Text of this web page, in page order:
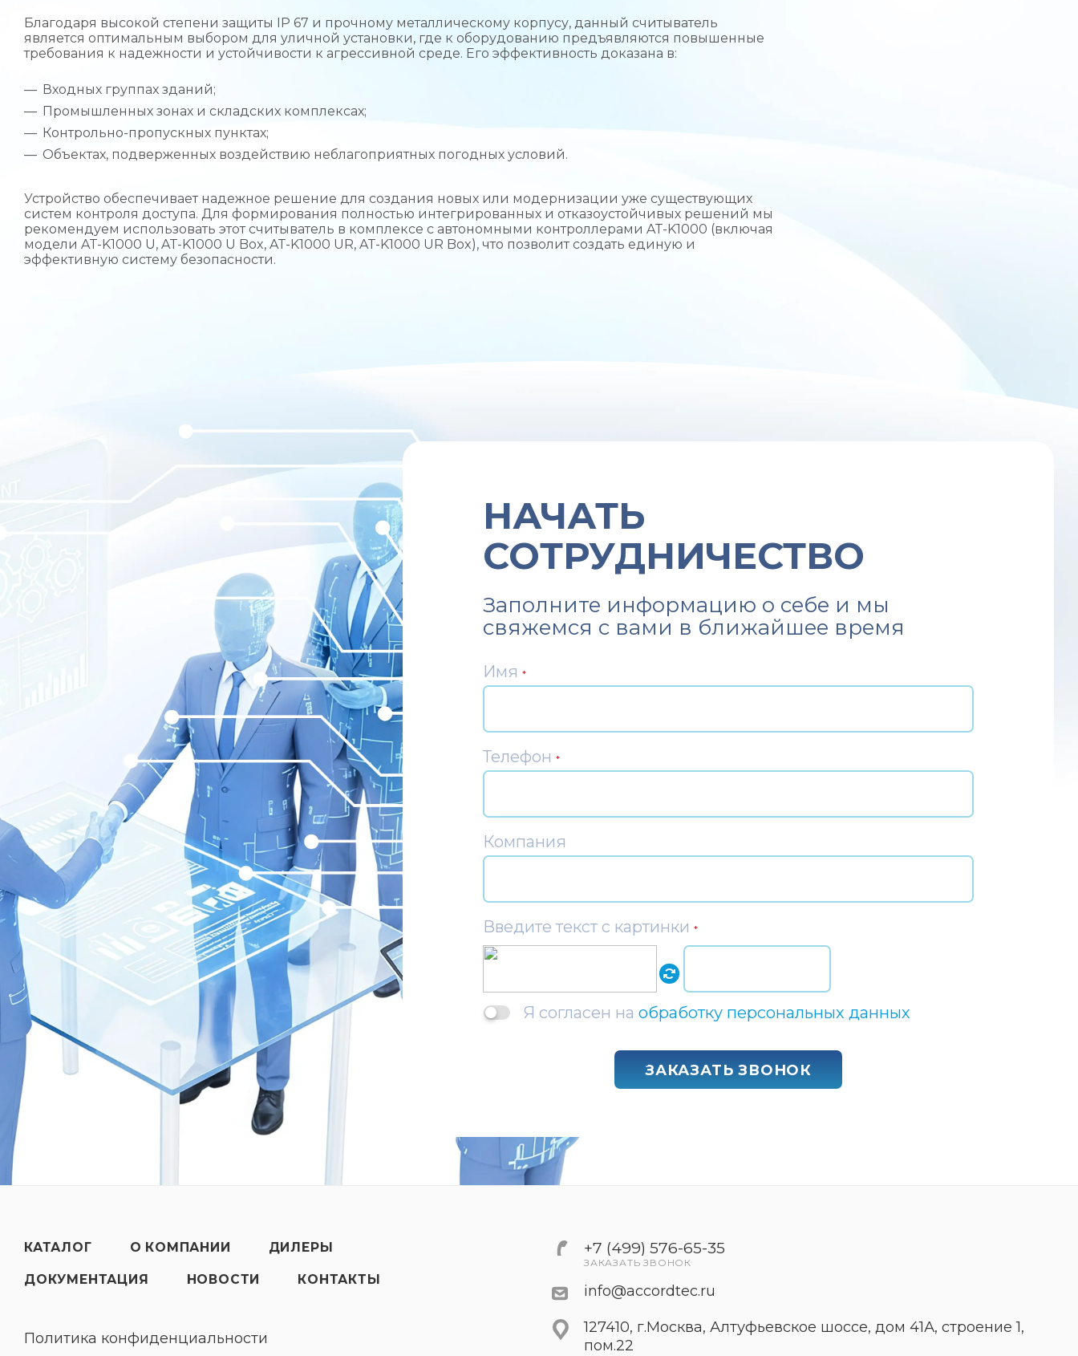
Благодаря высокой степени защиты IP 67 и прочному металлическому корпусу, данный считыватель
является оптимальным выбором для уличной установки, где к оборудованию предъявляются повышенные
требования к надежности и устойчивости к агрессивной среде. Его эффективность доказана в:
Входных группах зданий;
Промышленных зонах и складских комплексах;
Контрольно-пропускных пунктах;
Объектах, подверженных воздействию неблагоприятных погодных условий.
Устройство обеспечивает надежное решение для создания новых или модернизации уже существующих
систем контроля доступа. Для формирования полностью интегрированных и отказоустойчивых решений мы
рекомендуем использовать этот считыватель в комплексе с автономными контроллерами AT-K1000 (включая
модели AT-K1000 U, AT-K1000 U Box, AT-K1000 UR, AT-K1000 UR Box), что позволит создать единую и
эффективную систему безопасности.
НАЧАТЬ
СОТРУДНИЧЕСТВО
Заполните информацию о себе и мы
свяжемся с вами в ближайшее время
Имя *
Телефон *
Компания
Введите текст с картинки *
Я согласен на обработку персональных данных
ЗАКАЗАТЬ ЗВОНОК
КАТАЛОГ О КОМПАНИИ ДИЛЕРЫ
ДОКУМЕНТАЦИЯ НОВОСТИ КОНТАКТЫ
Политика конфиденциальности
+7 (499) 576-65-35
ЗАКАЗАТЬ ЗВОНОК
info@accordtec.ru
127410, г.Москва, Алтуфьевское шоссе, дом 41А, строение 1,
пом.22